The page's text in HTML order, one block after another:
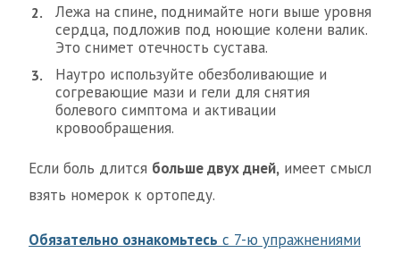
Лежа на спине, поднимайте ноги выше уровня
сердца, подложив под ноющие колени валик.
Это снимет отечность сустава.
Наутро используйте обезболивающие и
согревающие мази и гели для снятия
болевого симптома и активации
кровообращения.
Если боль длится больше двух дней, имеет смысл
взять номерок к ортопеду.
Обязательно ознакомьтесь с 7-ю упражнениями